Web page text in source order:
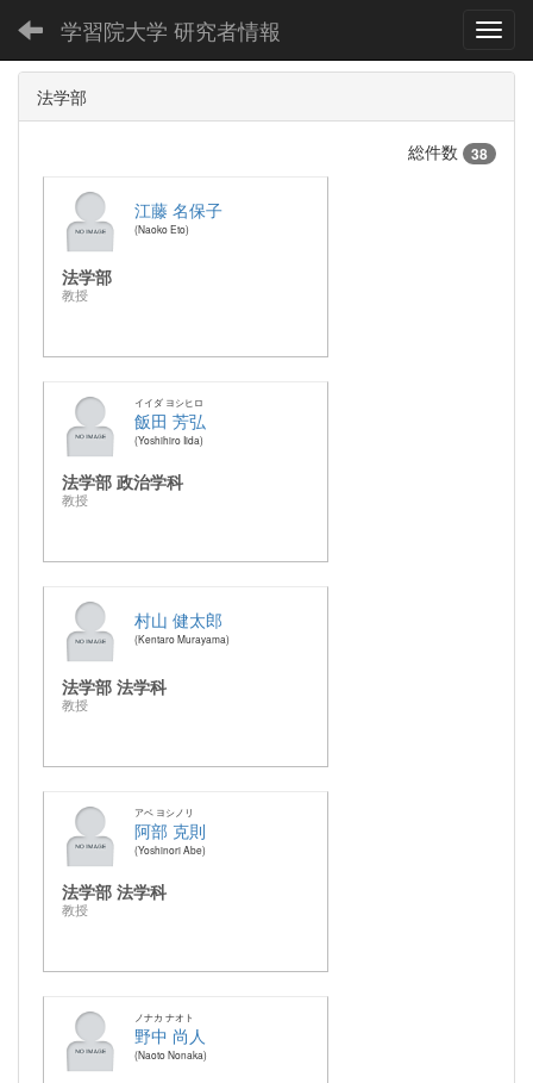
学習院大学 研究者情報
法学部
総件数 38
江藤 名保子
Naoko Eto
法学部
教授
イイダ ヨシヒロ
飯田 芳弘
Yoshihiro Iida
法学部 政治学科
教授
村山 健太郎
Kentaro Murayama
法学部 法学科
教授
アベ ヨシノリ
阿部 克則
Yoshinori Abe
法学部 法学科
教授
ノナカ ナオト
野中 尚人
Naoto Nonaka